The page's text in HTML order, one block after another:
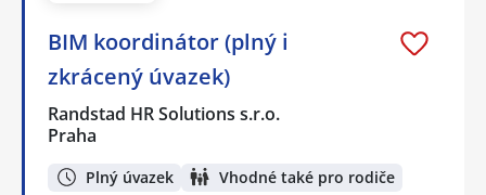
BIM koordinátor (plný i
zkrácený úvazek)
Randstad HR Solutions s.r.o.
Praha
Plný úvazek Vhodné také pro rodiče